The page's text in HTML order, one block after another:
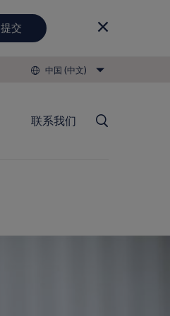
提交
中国 (中文)
联系我们